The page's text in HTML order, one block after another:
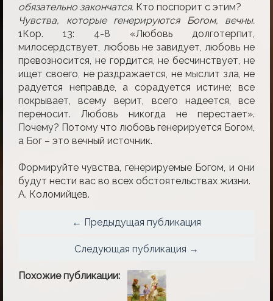
обязательно закончатся. Кто поспорит с этим?
Чувства, которые генерируютcя Богом, вечны.
1Кор. 13: 4-8 «Любовь долготерпит,
милосердствует, любовь не завидует, любовь не
превозносится, не гордится, не бесчинствует, не
ищет своего, не раздражается, не мыслит зла, не
радуется неправде, а сорадуется истине; все
покрывает, всему верит, всего надеется, все
переносит. Любовь никогда не перестает».
Почему? Потому что любовь генерируется Богом,
а Бог – это вечный источник.
Формируйте чувства, генерируемые Богом, и они
будут нести вас во всех обстоятельствах жизни.
А. Коломийцев.
← Предыдущая публикация
Следующая публикация →
Похожие публикации: